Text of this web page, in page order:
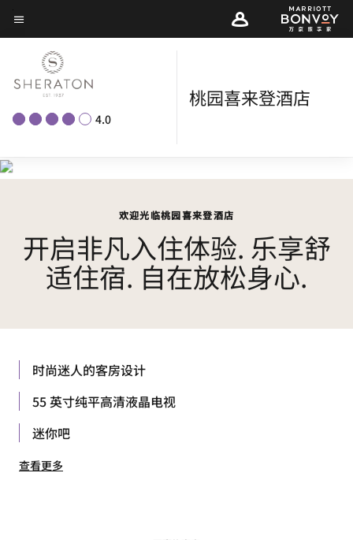
Skip
to
main
content
菜单文本
4.0
桃园喜来登酒店
欢迎光临桃园喜来登酒店
开启非凡入住体验. 乐享舒
适住宿. 自在放松身心.
时尚迷人的客房设计
55 英寸纯平高清液晶电视
迷你吧
查看更多